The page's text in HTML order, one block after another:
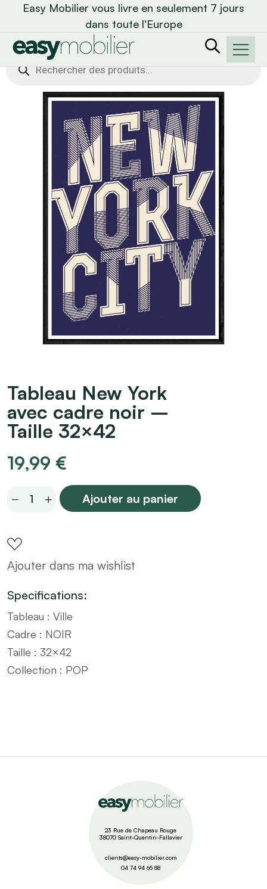
Easy Mobilier vous livre en seulement 7 jours
dans toute l'Europe
Recherche
de
Tableau New York
avec cadre noir –
Taille 32×42
19,99 €
Tableau
avec
cadre
–
Taille
32x42
quantity
Ajouter au panier
Ajouter dans ma wishlist
Specifications:
Tableau : Ville
Cadre : NOIR
Taille : 32×42
Collection : POP
23 Rue de Chapeau Rouge
38070 Saint-Quentin-Fallavier
clients@easy-mobilier.com
04 74 94 65 88